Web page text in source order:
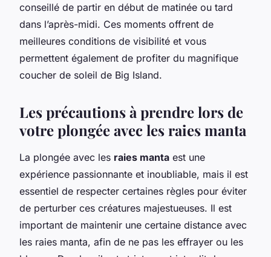
conseillé de partir en début de matinée ou tard
dans l’après-midi. Ces moments offrent de
meilleures conditions de visibilité et vous
permettent également de profiter du magnifique
coucher de soleil de Big Island.
Les précautions à prendre lors de
votre plongée avec les raies manta
La plongée avec les raies manta est une
expérience passionnante et inoubliable, mais il est
essentiel de respecter certaines règles pour éviter
de perturber ces créatures majestueuses. Il est
important de maintenir une certaine distance avec
les raies manta, afin de ne pas les effrayer ou les